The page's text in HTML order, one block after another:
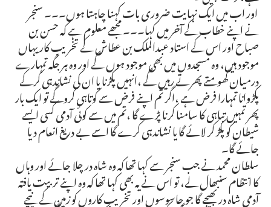
اور اب میں ایک نہایت ضروری بات کہنا چاہتا ہوں۔۔۔ سنجر
نے اپنے خطاب کے آخر میں کہا۔۔۔ مجھے معلوم ہے کہ حسن بن
صباح اور اس کے استاد عبدالملک بن عطاش کے تخریب کار یہاں
موجود ہیں، وہ مسجدوں میں بھی موجود ہوں گے اور وہ ہر جگہ تمہارے
درمیان گھومتے پھرتے رہیں گے ،انہیں پکڑنا یا ان کی نشاندہی کرکے
پکڑوانا تمہارا فرض ہے ،اگر تم اپنے فرض سے کوتاہی کروگے تو ایک بار
پھر تمہیں تباہی کا سامنا کرنا پڑے گا ،تم میں سے کوئی آدمی کسی ایسے
شیطان کو پکڑ کر لائے گا یا نشاندہی کرے گا اسے بے دریغ انعام دیا
جائے گا۔
سلطان محمد نے جب سنجر سے کہا تھا کہ وہ شاہ در چلا جائے اور وہاں
کا انتظام سنبھال لے، تو اس نے یہ بھی کہا تھا کہ وہ اپنے تربیت یافتہ
آدمی شاہ در بھیجے گا جو جاسوسوں اور تخریب کاروں کو زمین کے نیچے